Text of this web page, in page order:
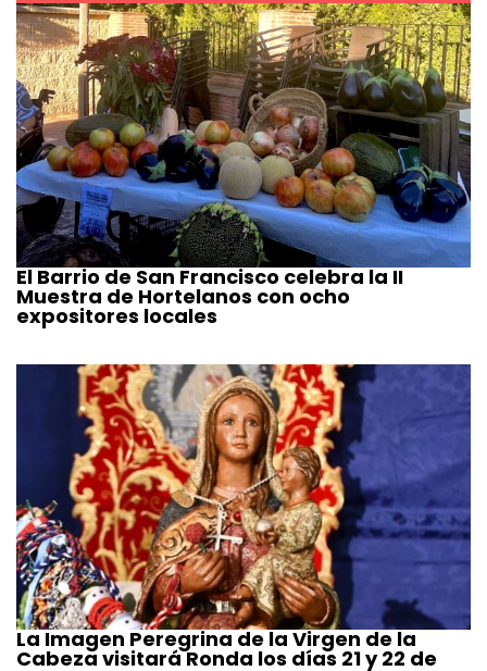
El Barrio de San Francisco celebra la II
Muestra de Hortelanos con ocho
expositores locales
La Imagen Peregrina de la Virgen de la
Cabeza visitará Ronda los días 21 y 22 de